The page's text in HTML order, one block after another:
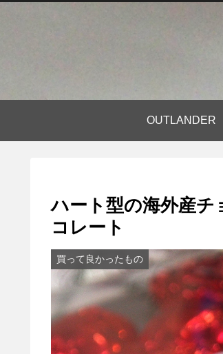
OUTLANDER
ハート型の海外産チ
コレート
買って良かったもの